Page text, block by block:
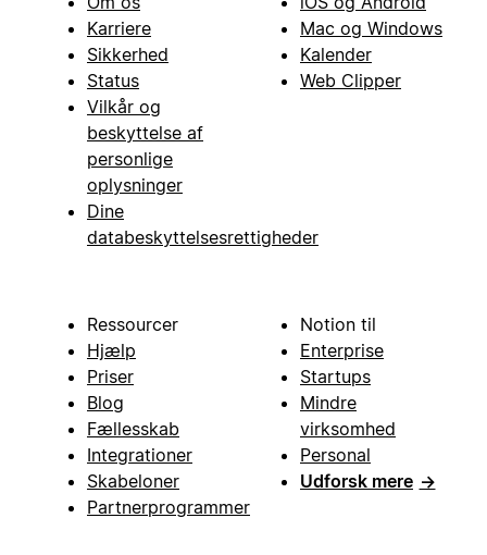
Karriere
Sikkerhed
Status
Vilkår og
beskyttelse af
personlige
oplysninger
Dine
databeskyttelsesrettigheder
Mac og Windows
Kalender
Web Clipper
Ressourcer
Hjælp
Priser
Blog
Fællesskab
Integrationer
Skabeloner
Partnerprogrammer
Notion til
Enterprise
Startups
Mindre
virksomhed
Personal
Udforsk mere →